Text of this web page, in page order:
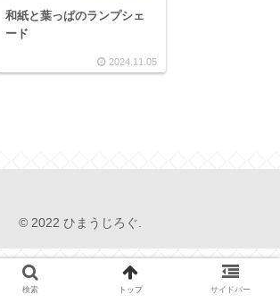
和紙と葉っぱのランプシェ
ード
2024.11.05
© 2022 ひまうじろぐ.
検索 トップ サイドバー